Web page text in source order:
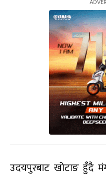
उदयपुरबाट खोटाङ